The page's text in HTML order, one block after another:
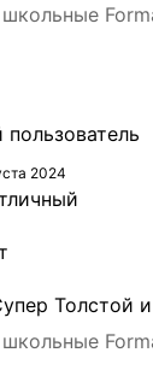
2024
Толстой